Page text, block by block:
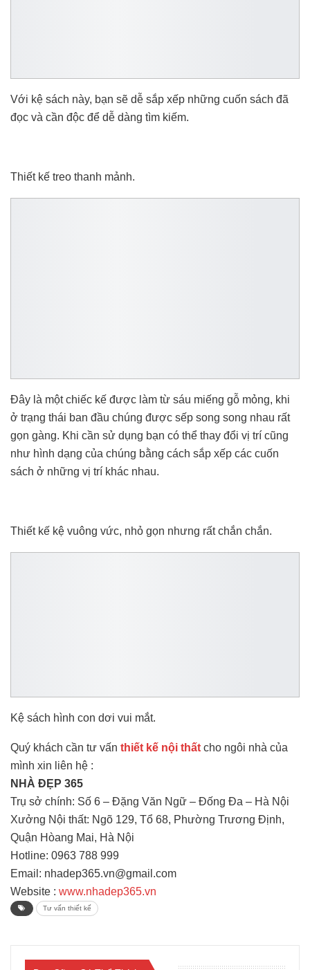
Với kệ sách này, bạn sẽ dễ sắp xếp những cuốn sách đã
đọc và cần độc để dễ dàng tìm kiếm.
Thiết kế treo thanh mảnh.
Đây là một chiếc kế được làm từ sáu miếng gỗ mỏng, khi
ở trạng thái ban đầu chúng được sếp song song nhau rất
gọn gàng. Khi cần sử dụng bạn có thể thay đổi vị trí cũng
như hình dạng của chúng bằng cách sắp xếp các cuốn
sách ở những vị trí khác nhau.
Thiết kế kệ vuông vức, nhỏ gọn nhưng rất chắn chắn.
Kệ sách hình con dơi vui mắt.
Quý khách cần tư vấn thiết kế nội thất cho ngôi nhà của
mình xin liên hệ :
NHÀ ĐẸP 365
Trụ sở chính: Số 6 – Đặng Văn Ngữ – Đống Đa – Hà Nội
Xưởng Nội thất: Ngõ 129, Tổ 68, Phường Trương Định,
Quận Hòang Mai, Hà Nội
Hotline: 0963 788 999
Email: nhadep365.vn@gmail.com
Website : www.nhadep365.vn
Tư vấn thiết kế